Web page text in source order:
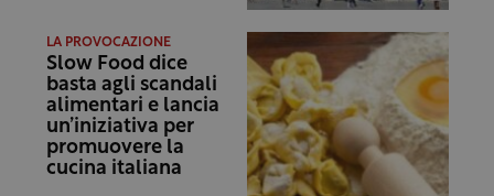
LA PROVOCAZIONE
Slow Food dice
basta agli scandali
alimentari e lancia
un’iniziativa per
promuovere la
cucina italiana